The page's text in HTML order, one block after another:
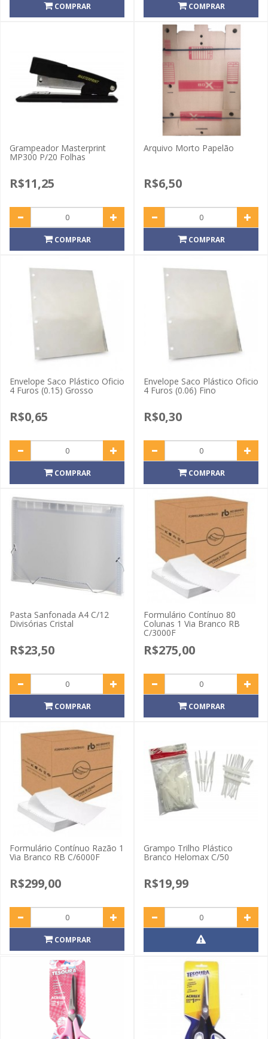
COMPRAR COMPRAR
Grampeador Masterprint
MP300 P/20 Folhas
R$11,25
COMPRAR
Arquivo Morto Papelão
R$6,50
COMPRAR
Envelope Saco Plástico Oficio
4 Furos (0.15) Grosso
R$0,65
COMPRAR
Envelope Saco Plástico Oficio
4 Furos (0.06) Fino
R$0,30
COMPRAR
Pasta Sanfonada A4 C/12
Divisórias Cristal
R$23,50
COMPRAR
Formulário Contínuo 80
Colunas 1 Via Branco RB
C/3000F
R$275,00
COMPRAR
Formulário Contínuo Razão 1
Via Branco RB C/6000F
R$299,00
COMPRAR
Grampo Trilho Plástico
Branco Helomax C/50
R$19,99